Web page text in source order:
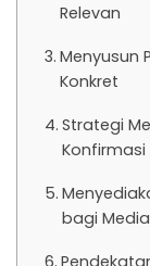
Relevan
Menyusun
Konkret
Strategi
Konfirmasi
bagi